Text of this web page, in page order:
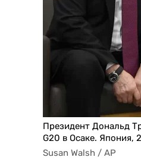
Президент Дональд
G20 в Осаке. Япония,
Susan Walsh / AP